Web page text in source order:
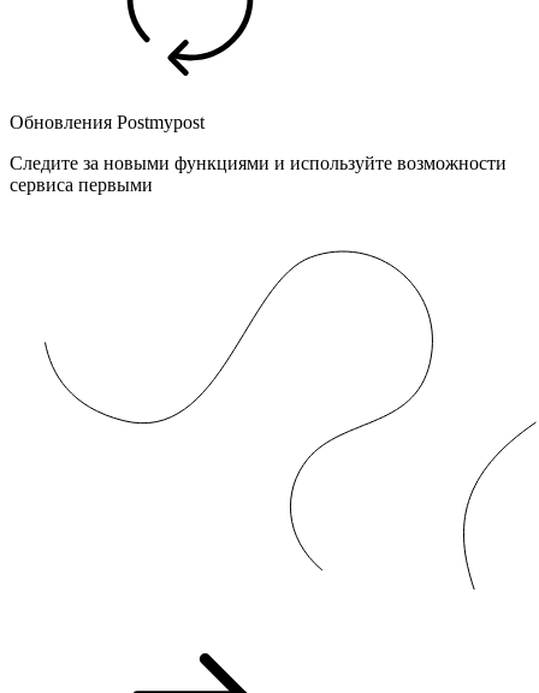
Обновления Postmypost
Следите за новыми функциями и используйте возможности
сервиса первыми